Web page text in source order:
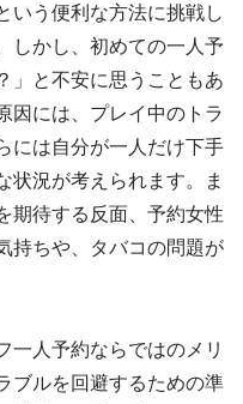
いう便利な方法に挑戦し
しかし、初めての一人予
」と不安に思うこともあ
因には、プレイ中のトラ
には自分が一人だけ下手
状況が考えられます。ま
期待する反面、予約女性
持ちや、タバコの問題が
一人予約ならではのメリ
ブルを回避するための準